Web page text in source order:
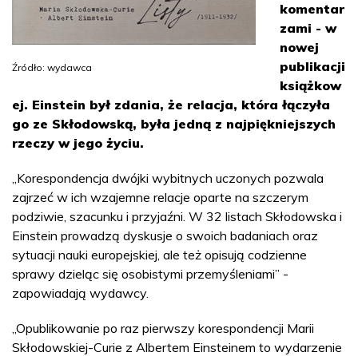
Źródło: wydawca
komentar
zami - w
nowej
publikacji
książkow
ej. Einstein był zdania, że relacja, która łączyła
go ze Skłodowską, była jedną z najpiękniejszych
rzeczy w jego życiu.
„Korespondencja dwójki wybitnych uczonych pozwala
zajrzeć w ich wzajemne relacje oparte na szczerym
podziwie, szacunku i przyjaźni. W 32 listach Skłodowska i
Einstein prowadzą dyskusje o swoich badaniach oraz
sytuacji nauki europejskiej, ale też opisują codzienne
sprawy dzieląc się osobistymi przemyśleniami” -
zapowiadają wydawcy.
„Opublikowanie po raz pierwszy korespondencji Marii
Skłodowskiej-Curie z Albertem Einsteinem to wydarzenie